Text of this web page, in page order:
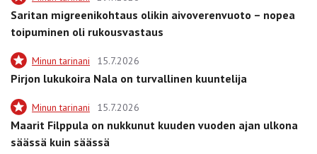
Saritan migreenikohtaus olikin aivoverenvuoto – nopea
toipuminen oli rukousvastaus
Minun tarinani 15.7.2026
Pirjon lukukoira Nala on turvallinen kuuntelija
Minun tarinani 15.7.2026
Maarit Filppula on nukkunut kuuden vuoden ajan ulkona
säässä kuin säässä